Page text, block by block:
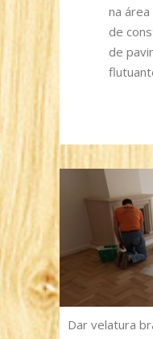
na área
de
de
Dar velatura